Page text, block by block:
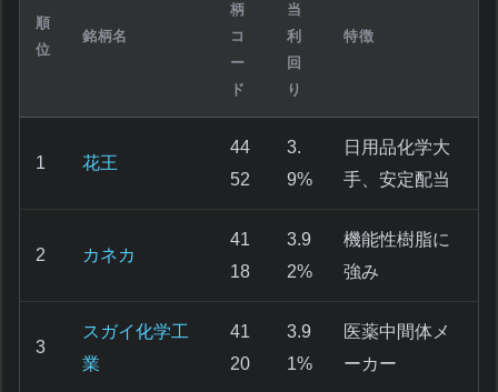
順
位
銘柄名
柄
コ
ー
ド
当
利
回
り
特徴
1 花王
44
52
3.
9%
日用品化学大
手、安定配当
2 カネカ
41
18
3.9
2%
機能性樹脂に
強み
3
スガイ化学工
業
41
20
3.9
1%
医薬中間体メ
ーカー